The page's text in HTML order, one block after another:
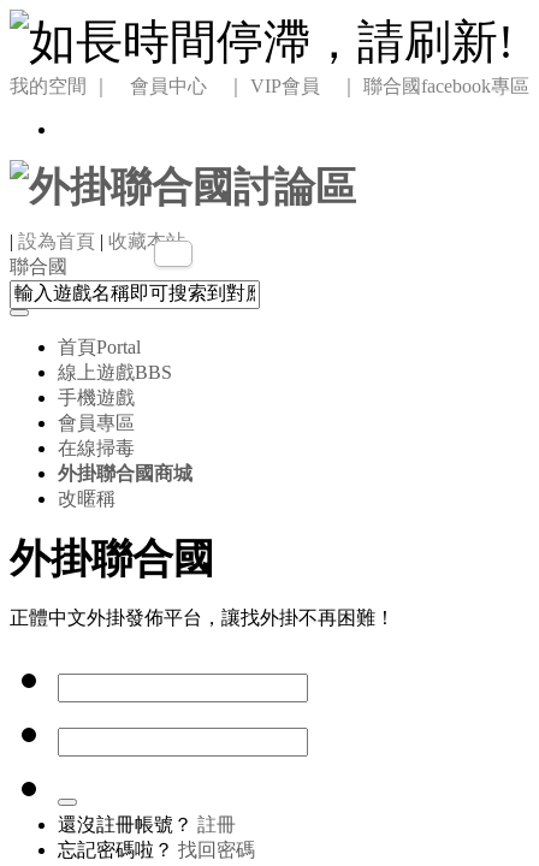
我的空間 ｜ 會員中心 ｜ VIP會員 ｜ 聯合國facebook專區
| 設為首頁 | 收藏本站
聯合國
首頁Portal
線上遊戲BBS
手機遊戲
會員專區
在線掃毒
外掛聯合國商城
改暱稱
外掛聯合國
正體中文外掛發佈平台，讓找外掛不再困難！
還沒註冊帳號？ 註冊
忘記密碼啦？ 找回密碼